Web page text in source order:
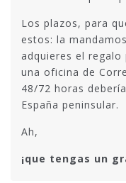
Los plazos, para
estos: la
adquieres el
una oficina de
48/72 horas
España peninsular.
Ah,
¡que tengas un